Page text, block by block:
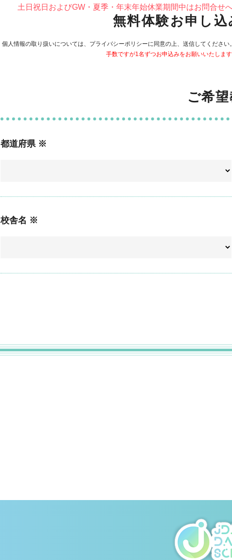
土日祝日およびGW・夏季・年末年始休業期間中はお問合せ
無料体験お申し
個人情報の取り扱いについては、プライバシーポリシーに同意の上、送信してくださ
手数ですが1名ずつお申込みをお願いいたしま
ご希
都道府県 ※
校舎名 ※